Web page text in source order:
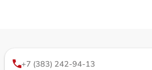
+7 (383) 242-94-13